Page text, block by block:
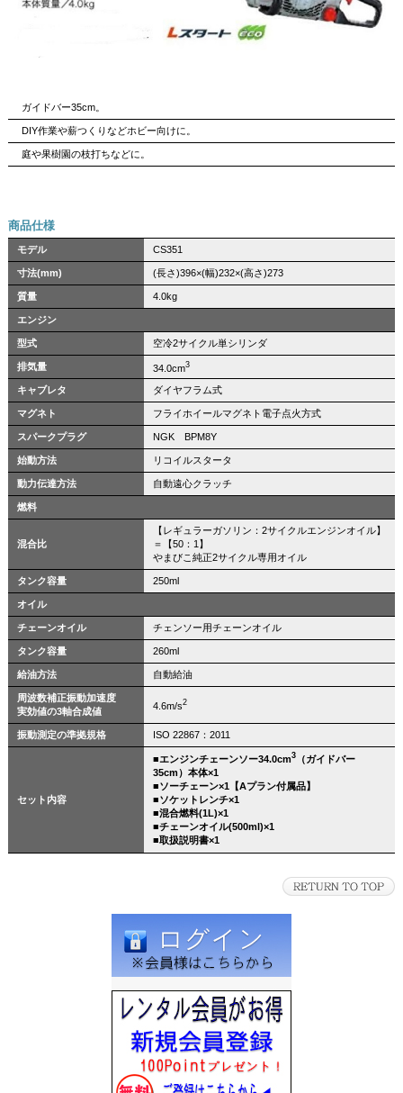
ガイドバー35cm。
DIY作業や薪つくりなどホビー向けに。
庭や果樹園の枝打ちなどに。
商品仕様
モデル CS351
寸法(mm) (長さ)396×(幅)232×(高さ)273
質量 4.0kg
エンジン
型式 空冷2サイクル単シリンダ
排気量 34.0cm3
キャブレタ ダイヤフラム式
マグネト フライホイールマグネト電子点火方式
スパークプラグ NGK BPM8Y
始動方法 リコイルスタータ
動力伝達方法 自動遠心クラッチ
燃料
混合比
【レギュラーガソリン：2サイクルエンジンオイル】
＝【50：1】
やまびこ純正2サイクル専用オイル
タンク容量 250ml
オイル
チェーンオイル チェンソー用チェーンオイル
タンク容量 260ml
給油方法 自動給油
周波数補正振動加速度
実効値の3軸合成値
4.6m/s2
振動測定の準拠規格 ISO 22867：2011
セット内容
■エンジンチェーンソー34.0cm3（ガイドバー
35cm）本体×1
■ソーチェーン×1【Aプラン付属品】
■ソケットレンチ×1
■混合燃料(1L)×1
■チェーンオイル(500ml)×1
■取扱説明書×1